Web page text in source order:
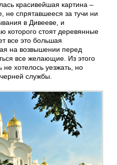
красивейшая картина –
не спрятавшееся за тучи ни
в Дивееве, и
которого стоят деревянные
все это большая
на возвышении перед
все желающие. Из этого
не хотелось уезжать, но
службы.